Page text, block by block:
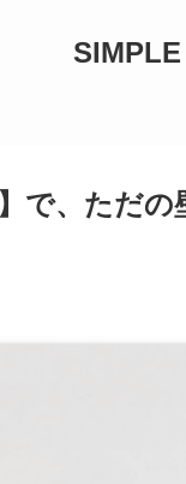
で、ただ